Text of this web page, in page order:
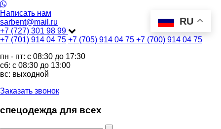
Написать нам
sarbent@mail.ru
+7 (727) 301 98 99
+7 (701) 914 04 75 +7 (705) 914 04 75 +7 (700) 914 04 75
пн - пт: c 08:30 до 17:30
сб: c 08:30 до 13:00
вс: выходной
Заказать звонок
спецодежда для всех
RU